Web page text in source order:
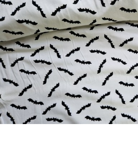
Kinderkamer
Katoen
Grootverbruik
Tijdpakker stof